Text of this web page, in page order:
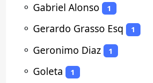
⚬ Gabriel Alonso 1
⚬ Gerardo Grasso Esq 1
⚬ Geronimo Diaz 1
⚬ Goleta 1